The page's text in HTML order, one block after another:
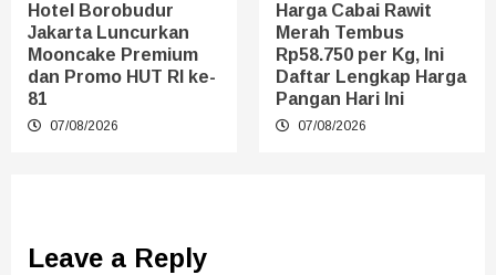
Hotel Borobudur
Jakarta Luncurkan
Mooncake Premium
dan Promo HUT RI ke-
81
07/08/2026
Harga Cabai Rawit
Merah Tembus
Rp58.750 per Kg, Ini
Daftar Lengkap Harga
Pangan Hari Ini
07/08/2026
Leave a Reply